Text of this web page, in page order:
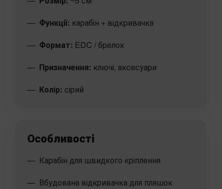
Функції: карабін + відкривачка
Формат: EDC / брелок
Призначення: ключі, аксесуари
Колір: сірий
Особливості
Карабін для швидкого кріплення
Вбудована відкривачка для пляшок